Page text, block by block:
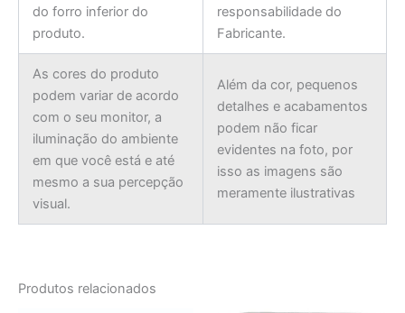
do forro inferior do
produto.
responsabilidade do
Fabricante.
As cores do produto
podem variar de acordo
com o seu monitor, a
iluminação do ambiente
em que você está e até
mesmo a sua percepção
visual.
Além da cor, pequenos
detalhes e acabamentos
podem não ficar
evidentes na foto, por
isso as imagens são
meramente ilustrativas
Produtos relacionados